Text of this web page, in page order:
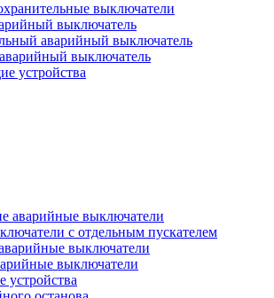
выключатели
выключатель
аварийный выключатель
выключатель
устройства
аварийные выключатели
с отдельным пускателем
выключатели
выключатели